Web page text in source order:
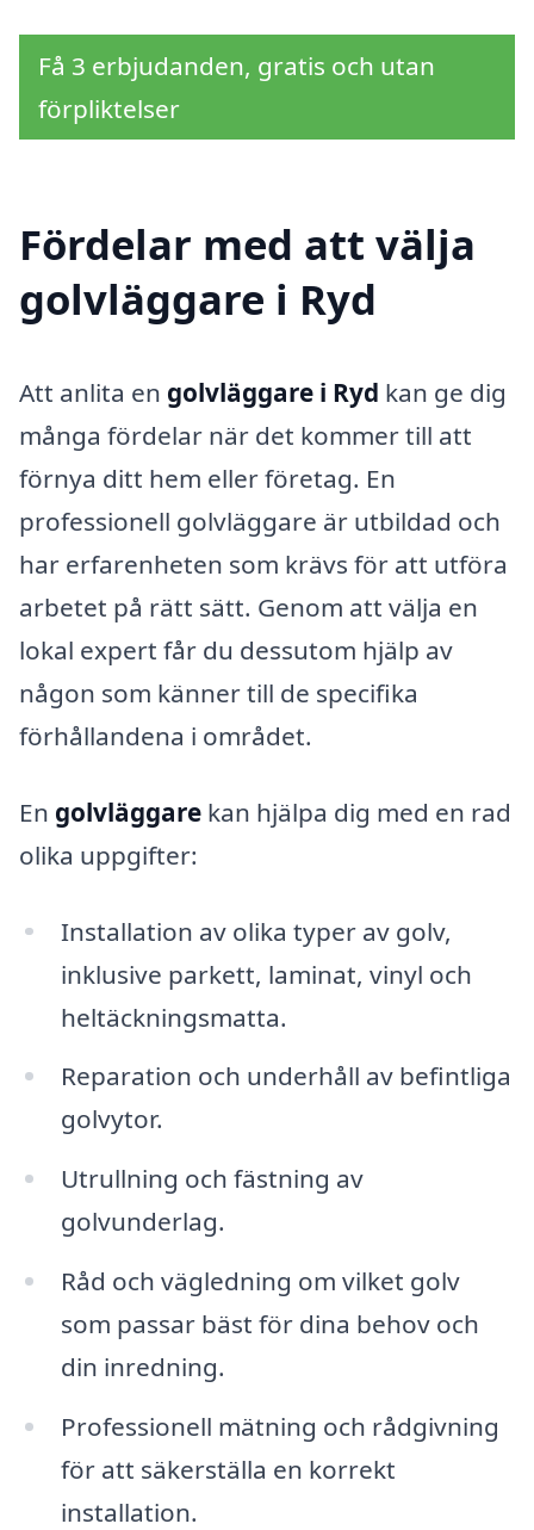
Få 3 erbjudanden, gratis och utan
förpliktelser
Fördelar med att välja
golvläggare i Ryd
Att anlita en golvläggare i Ryd kan ge dig
många fördelar när det kommer till att
förnya ditt hem eller företag. En
professionell golvläggare är utbildad och
har erfarenheten som krävs för att utföra
arbetet på rätt sätt. Genom att välja en
lokal expert får du dessutom hjälp av
någon som känner till de specifika
förhållandena i området.
En golvläggare kan hjälpa dig med en rad
olika uppgifter:
Installation av olika typer av golv,
inklusive parkett, laminat, vinyl och
heltäckningsmatta.
Reparation och underhåll av befintliga
golvytor.
Utrullning och fästning av
golvunderlag.
Råd och vägledning om vilket golv
som passar bäst för dina behov och
din inredning.
Professionell mätning och rådgivning
för att säkerställa en korrekt
installation.